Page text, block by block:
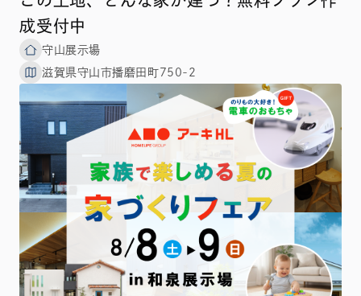
成受付中
守山展示場
滋賀県守山市播磨田町750-2